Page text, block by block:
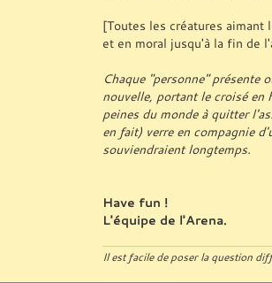
[Toutes les créatures aimant
et en moral jusqu'à la fin de
Chaque "personne" présente
nouvelle, portant le croisé en
peines du monde à quitter
en fait) verre en compagnie
souviendraient longtemps.
Have fun !
L'équipe de l'Arena.
Il est facile de poser la question